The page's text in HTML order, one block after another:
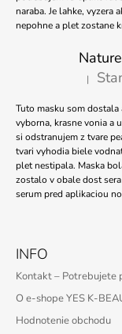
naraba. Je lahke, vyzera
nepohne a plet zostane
|
Tuto masku som dostala
vyborna, krasne vonia a
si odstranujem z tvare
tvari vyhodia biele
plet nestipala. Maska
zostalo v obale dost
serum pred aplikaciou
INFO
Kontakt – Potrebujete
O e-shope YES K-
Hodnotenie obchodu